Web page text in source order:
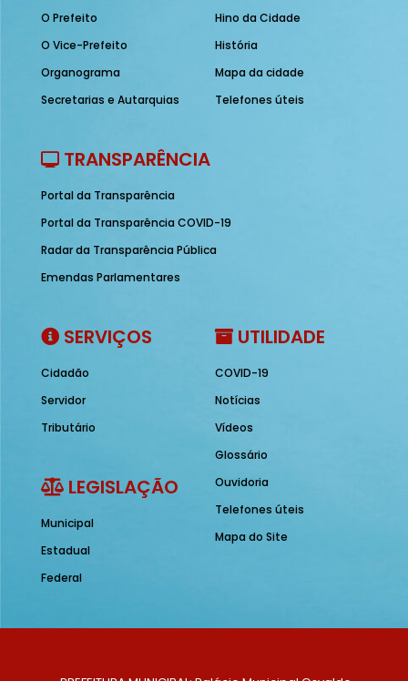
O Prefeito
O Vice-Prefeito
Organograma
Secretarias e Autarquias
Hino da Cidade
História
Mapa da cidade
Telefones úteis
TRANSPARÊNCIA
Portal da Transparência
Portal da Transparência COVID-19
Radar da Transparência Pública
Emendas Parlamentares
SERVIÇOS
Cidadão
Servidor
Tributário
LEGISLAÇÃO
Municipal
Estadual
Federal
UTILIDADE
COVID-19
Notícias
Vídeos
Glossário
Ouvidoria
Telefones úteis
Mapa do Site